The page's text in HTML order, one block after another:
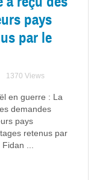
pays
par le
1370 Views
: La
demandes
pays
retenus par
...